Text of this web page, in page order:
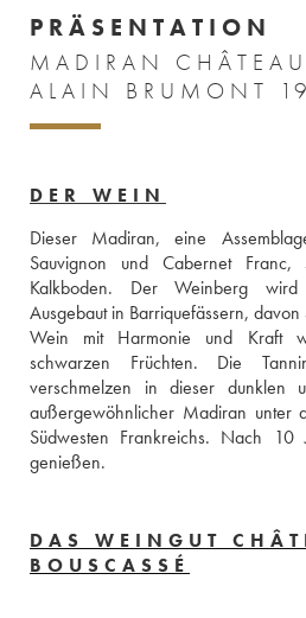
PRÄSENTATION
MADIRAN
ALAIN
DER WEIN
Dieser Madiran, eine
Sauvignon und Cabernet
Kalkboden. Der Weinberg wird
Ausgebaut in Barriquefässern,
Wein mit Harmonie und Kraft
schwarzen Früchten. Die
verschmelzen in dieser dunklen
außergewöhnlicher Madiran unter
Südwesten Frankreichs. Nach 10
genießen.
DAS WEINGUT
BOUSCASSÉ